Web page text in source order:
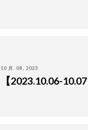
10 月. 08, 2023
【2023.10.06-